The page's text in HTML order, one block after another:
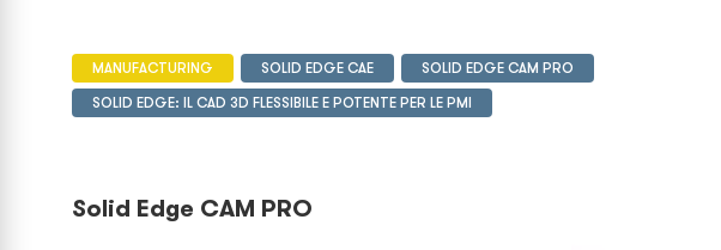
MANUFACTURING SOLID EDGE CAE
SOLID EDGE CAM PRO
SOLID EDGE: IL CAD 3D FLESSIBILE E POTENTE PER LE PMI
Solid Edge CAM PRO